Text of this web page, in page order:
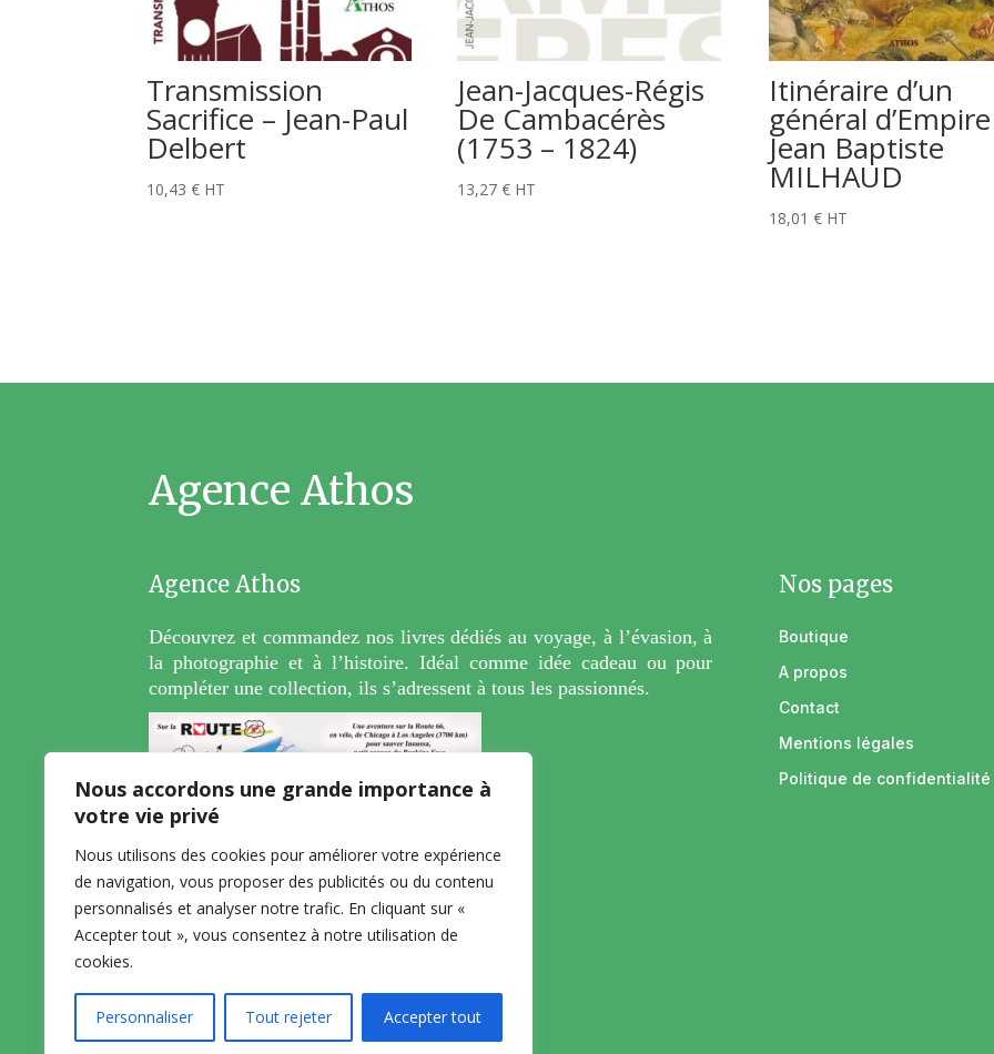
Nous accordons une grande importance à
votre vie privé
Nous utilisons des cookies pour améliorer votre expérience
de navigation, vous proposer des publicités ou du contenu
personnalisés et analyser notre trafic. En cliquant sur «
Accepter tout », vous consentez à notre utilisation de
cookies.
Personnaliser Tout rejeter Accepter tout
Transmission
Sacrifice – Jean-Paul
Delbert
10,43 € HT
Jean-Jacques-Régis
De Cambacérès
(1753 – 1824)
13,27€ HT
Itinéraire d’un
général
Jean Baptiste
MILHAUD
18,01 € HT
Agence Athos
Agence Athos
Découvrez et commandez nos livres dédiés au voyage, à l’évasion, à
la photographie et à l’histoire. Idéal comme idée cadeau ou pour
compléter une collection, ils s’adressent à tous les passionnés.
Nos pages
Boutique
A propos
Contact
Mentions légales
Politique de confidentialité